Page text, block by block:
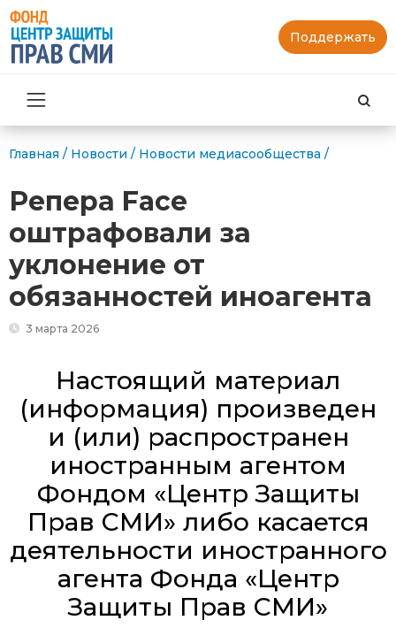
Поддержать
Главная / Новости / Новости медиасообщества /
Репера Face
оштрафовали за
уклонение от
обязанностей иноагента
3 марта 2026
Настоящий материал
(информация) произведен
и (или) распространен
иностранным агентом
Фондом «Центр Защиты
Прав СМИ» либо касается
деятельности иностранного
агента Фонда «Центр
Защиты Прав СМИ»